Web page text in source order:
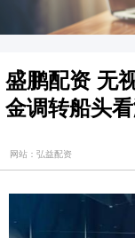
盛鹏配资 无
金调转船头
网站：弘益配资